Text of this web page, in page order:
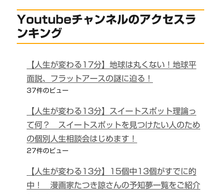
Youtubeチャンネルのアクセスラ
ンキング
【人生が変わる17分】地球は丸くない！地球平
面説、フラットアースの謎に迫る！
37件のビュー
【人生が変わる13分】スイートスポット理論っ
て何？ スイートスポットを見つけたい人のため
の個別人生相談会はじめます！
27件のビュー
【人生が変わる13分】15個中13個がすでに的
中！ 漫画家たつき諒さんの予知夢一覧をご紹介